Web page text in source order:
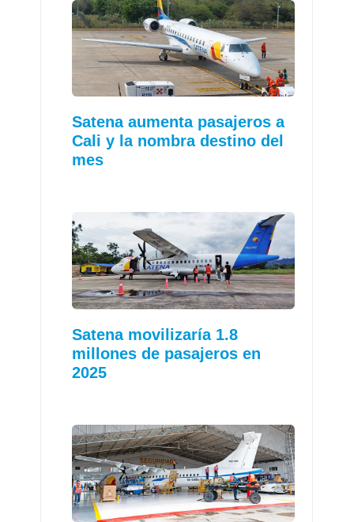
Satena aumenta pasajeros a
Cali y la nombra destino del
mes
Satena movilizaría 1.8
millones de pasajeros en
2025